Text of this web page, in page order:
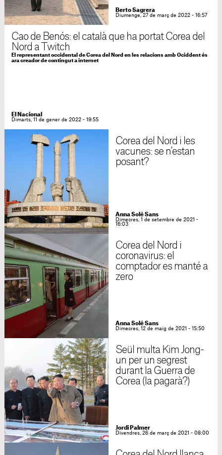
Berto Sagrera
Diumenge, 27 de març de 2022 - 16:57
Cao de Benós: el català que ha portat Corea del
Nord a Twitch
El representant occidental de Corea del Nord en les relacions amb Ociddent és
ara creador de contingut a internet
El Nacional
Dimarts, 11 de gener de 2022 - 19:55
Corea del Nord i les
vacunes: se n'estan
posant?
Anna Solé Sans
Dimecres, 1 de setembre de 2021 -
16:03
Corea del Nord i
coronavirus: el
comptador es manté a
zero
Anna Solé Sans
Dimecres, 12 de maig de 2021 - 15:50
Seül multa Kim Jong-
un per un segrest
durant la Guerra de
Corea (la pagarà?)
Jordi Palmer
Divendres, 26 de març de 2021 - 08:00